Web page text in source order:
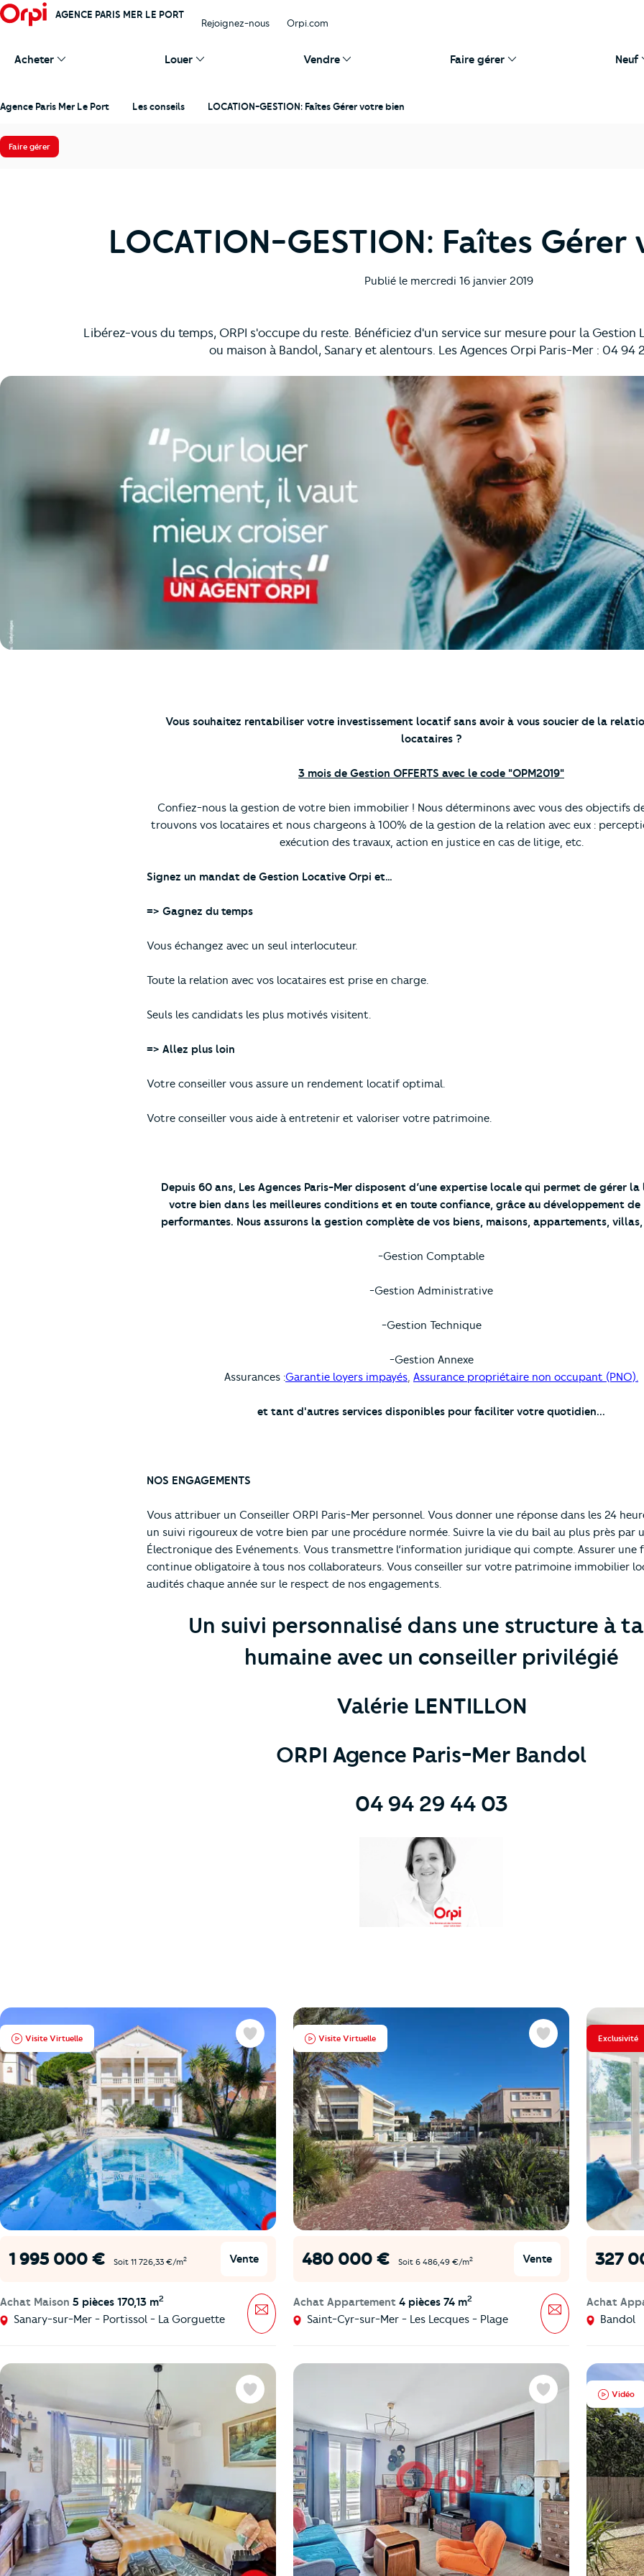
AGENCE PARIS MER LE PORT
Rejoignez-nous Orpi.com
Acheter Louer Vendre Faire gérer Neuf
Agence Paris Mer Le Port Les conseils LOCATION-GESTION: Faîtes Gérer votre bien
Faire gérer
LOCATION-GESTION: Faîtes
Publié le mercredi 16 janvier 2019
Libérez-vous du temps, ORPI s'occupe du reste. Bénéficiez d'un service sur mesure pour la
ou maison à Bandol, Sanary et alentours. Les Agences Orpi Paris-Mer : 04 94
Vous souhaitez rentabiliser votre investissement locatif sans avoir à vous soucier de la
locataires ?
3 mois de Gestion OFFERTS avec le code "OPM2019"
Confiez-nous la gestion de votre bien immobilier ! Nous déterminons avec vous des objectifs
trouvons vos locataires et nous chargeons à 100% de la gestion de la relation avec eux :
exécution des travaux, action en justice en cas de litige, etc.
Signez un mandat de Gestion Locative Orpi et…
=> Gagnez du temps
Vous échangez avec un seul interlocuteur.
Toute la relation avec vos locataires est prise en charge.
Seuls les candidats les plus motivés visitent.
=> Allez plus loin
Votre conseiller vous assure un rendement locatif optimal.
Votre conseiller vous aide à entretenir et valoriser votre patrimoine.
Depuis 60 ans, Les Agences Paris-Mer disposent d’une expertise locale qui permet de gérer
votre bien dans les meilleures conditions et en toute confiance, grâce au développement de
performantes. Nous assurons la gestion complète de vos biens, maisons, appartements,
-Gestion Comptable
-Gestion Administrative
-Gestion Technique
-Gestion Annexe
Assurances :Garantie loyers impayés, Assurance propriétaire non occupant (PNO).
et tant d'autres services disponibles pour faciliter votre quotidien...
NOS ENGAGEMENTS
Vous attribuer un Conseiller ORPI Paris-Mer personnel. Vous donner une réponse dans les 24
un suivi rigoureux de votre bien par une procédure normée. Suivre la vie du bail au plus près par
Électronique des Evénements. Vous transmettre l’information juridique qui compte. Assurer une
continue obligatoire à tous nos collaborateurs. Vous conseiller sur votre patrimoine immobilier
audités chaque année sur le respect de nos engagements.
Un suivi personnalisé dans une structure à
humaine avec un conseiller privilégié
Valérie LENTILLON
ORPI Agence Paris-Mer Bandol
04 94 29 44 03
Visite Virtuelle
1 995 000 € Soit 11 726,33 €/m2 Vente
Achat Maison 5 pièces 170,13 m2
Sanary-sur-Mer - Portissol - La Gorguette
Favoris
Message
Visite Virtuelle
480 000 € Soit 6 486,49 €/m2 Vente
Achat Appartement 4 pièces 74 m2
Saint-Cyr-sur-Mer - Les Lecques - Plage
Favoris
Message
Exclusivité
327
Achat
Bandol
Favoris Favoris Vidéo